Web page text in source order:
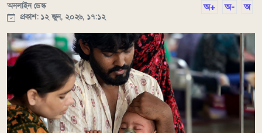
অনলাইন ডেস্ক
প্রকাশ: ১২ জুন, ২০২৬, ১৭:১২
অ+ অ- অ